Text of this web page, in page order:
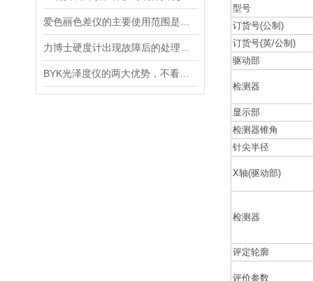
型号
订货号(公制)
订货号(英/公制)
驱动部
检测器
显示部
检测器锥角
针尖半径
X轴(驱动部)
检测器
评定轮廓
评价参数